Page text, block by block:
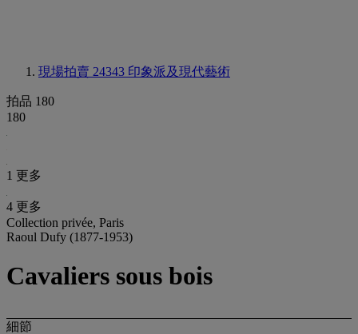
現場拍賣 24343 印象派及現代藝術
拍品 180
180
1 更多
4 更多
Collection privée, Paris
Raoul Dufy (1877-1953)
Cavaliers sous bois
細節